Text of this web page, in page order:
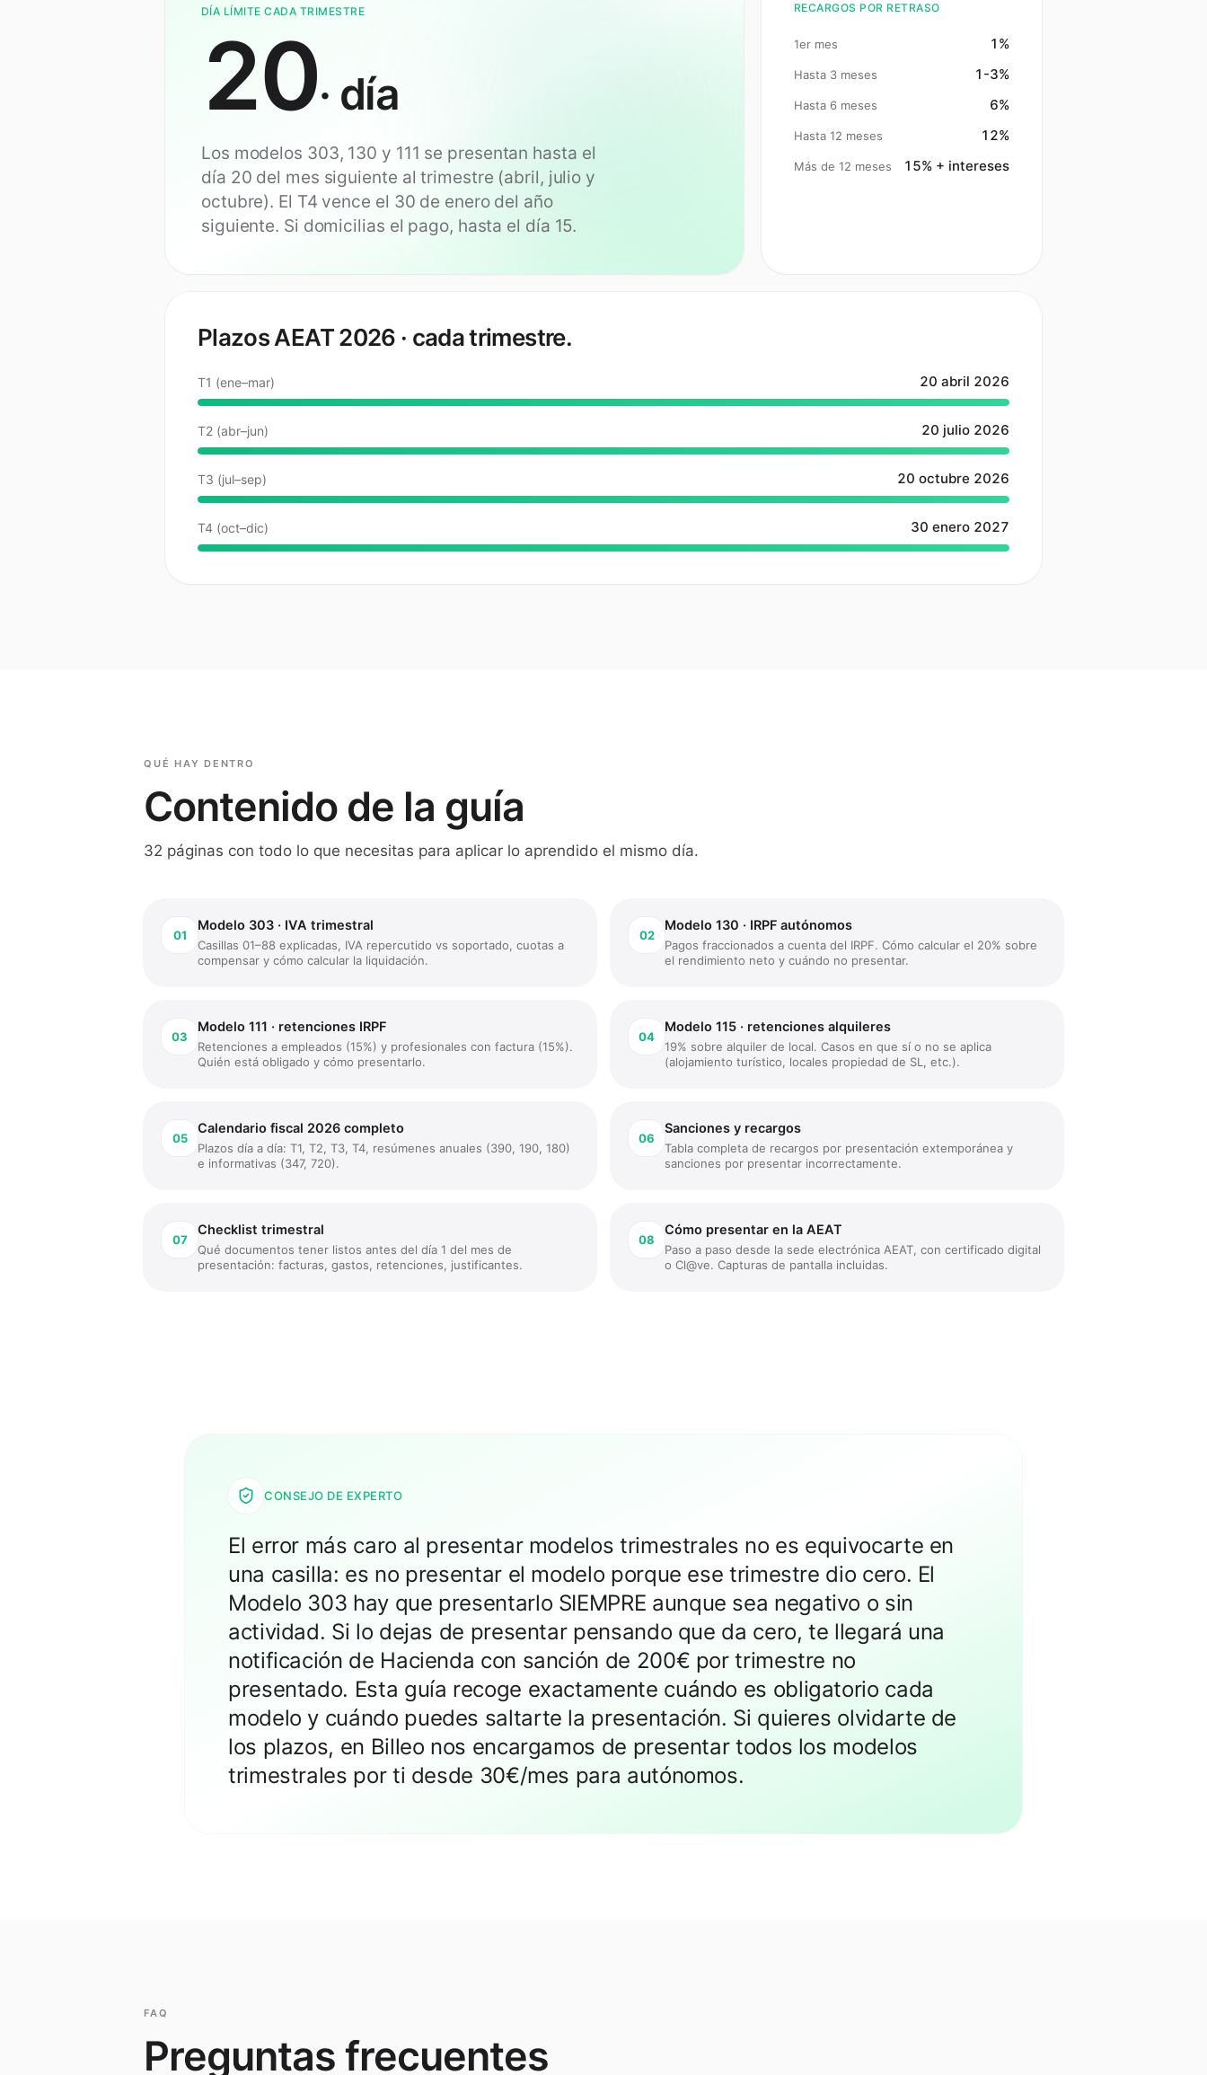
DÍA LÍMITE CADA TRIMESTRE
20· día
Los modelos 303, 130 y 111 se presentan hasta el
día 20 del mes siguiente al trimestre (abril, julio y
octubre). El T4 vence el 30 de enero del año
siguiente. Si domicilias el pago, hasta el día 15.
RECARGOS POR RETRASO
1er mes 1%
Hasta 3 meses 1-3%
Hasta 6 meses 6%
Hasta 12 meses 12%
Más de 12 meses 15% + intereses
Plazos AEAT 2026 · cada trimestre.
T1 (ene–mar) 20 abril 2026
T2 (abr–jun) 20 julio 2026
T3 (jul–sep) 20 octubre 2026
T4 (oct–dic) 30 enero 2027
QUÉ HAY DENTRO
Contenido de la guía
32 páginas con todo lo que necesitas para aplicar lo aprendido el mismo día.
01
Modelo 303 · IVA trimestral
Casillas 01–88 explicadas, IVA repercutido vs soportado, cuotas a
compensar y cómo calcular la liquidación.
02
Modelo 130 · IRPF autónomos
Pagos fraccionados a cuenta del IRPF. Cómo calcular el 20% sobre
el rendimiento neto y cuándo no presentar.
03
Modelo 111 · retenciones IRPF
Retenciones a empleados (15%) y profesionales con factura (15%).
Quién está obligado y cómo presentarlo.
04
Modelo 115 · retenciones alquileres
19% sobre alquiler de local. Casos en que sí o no se aplica
(alojamiento turístico, locales propiedad de SL, etc.).
05
Calendario fiscal 2026 completo
Plazos día a día: T1, T2, T3, T4, resúmenes anuales (390, 190, 180)
e informativas (347, 720).
06
Sanciones y recargos
Tabla completa de recargos por presentación extemporánea y
sanciones por presentar incorrectamente.
07
Checklist trimestral
Qué documentos tener listos antes del día 1 del mes de
presentación: facturas, gastos, retenciones, justificantes.
08
Cómo presentar en la AEAT
Paso a paso desde la sede electrónica AEAT, con certificado digital
o Cl@ve. Capturas de pantalla incluidas.
CONSEJO DE EXPERTO
El error más caro al presentar modelos trimestrales no es equivocarte en
una casilla: es no presentar el modelo porque ese trimestre dio cero. El
Modelo 303 hay que presentarlo SIEMPRE aunque sea negativo o sin
actividad. Si lo dejas de presentar pensando que da cero, te llegará una
notificación de Hacienda con sanción de 200€ por trimestre no
presentado. Esta guía recoge exactamente cuándo es obligatorio cada
modelo y cuándo puedes saltarte la presentación. Si quieres olvidarte de
los plazos, en Billeo nos encargamos de presentar todos los modelos
trimestrales por ti desde 30€/mes para autónomos.
FAQ
Preguntas frecuentes